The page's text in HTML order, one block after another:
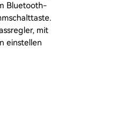
Bluetooth-
mit
einstellen